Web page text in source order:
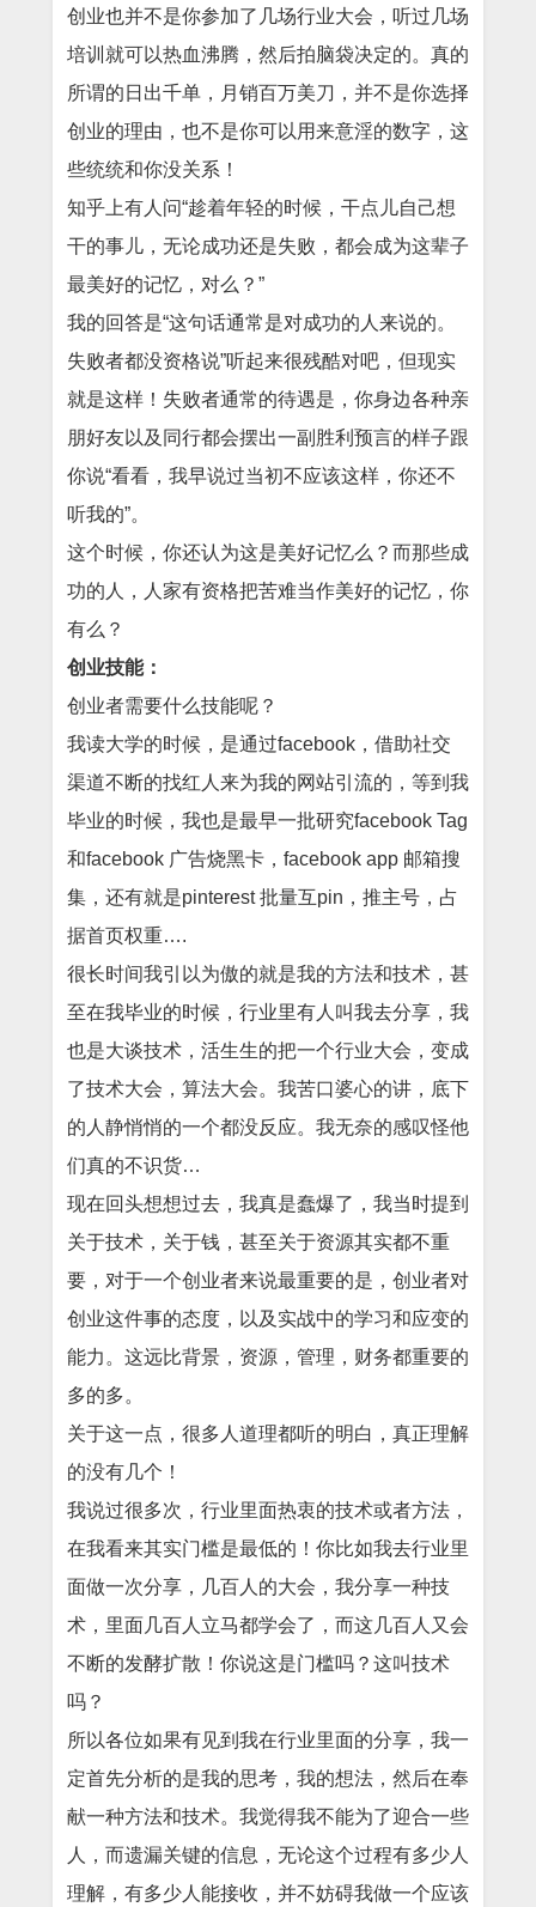
创业也并不是你参加了几场行业大会，听过几场
培训就可以热血沸腾，然后拍脑袋决定的。真的
所谓的日出千单，月销百万美刀，并不是你选择
创业的理由，也不是你可以用来意淫的数字，这
些统统和你没关系！
知乎上有人问“趁着年轻的时候，干点儿自己想
干的事儿，无论成功还是失败，都会成为这辈子
最美好的记忆，对么？”
我的回答是“这句话通常是对成功的人来说的。
失败者都没资格说”听起来很残酷对吧，但现实
就是这样！失败者通常的待遇是，你身边各种亲
朋好友以及同行都会摆出一副胜利预言的样子跟
你说“看看，我早说过当初不应该这样，你还不
听我的”。
这个时候，你还认为这是美好记忆么？而那些成
功的人，人家有资格把苦难当作美好的记忆，你
有么？
创业技能：
创业者需要什么技能呢？
我读大学的时候，是通过facebook，借助社交
渠道不断的找红人来为我的网站引流的，等到我
毕业的时候，我也是最早一批研究facebook Tag
和facebook 广告烧黑卡，facebook app 邮箱搜
集，还有就是pinterest 批量互pin，推主号，占
据首页权重….
很长时间我引以为傲的就是我的方法和技术，甚
至在我毕业的时候，行业里有人叫我去分享，我
也是大谈技术，活生生的把一个行业大会，变成
了技术大会，算法大会。我苦口婆心的讲，底下
的人静悄悄的一个都没反应。我无奈的感叹怪他
们真的不识货…
现在回头想想过去，我真是蠢爆了，我当时提到
关于技术，关于钱，甚至关于资源其实都不重
要， 对于一个创业者来说最重要的是，创业者对
创业这件事的态度，以及实战中的学习和应变的
能力。这远比背景，资源，管理，财务都重要的
多的多。
关于这一点，很多人道理都听的明白，真正理解
的没有几个！
我说过很多次，行业里面热衷的技术或者方法，
在我看来其实门槛是最低的！你比如我去行业里
面做一次分享，几百人的大会，我分享一种技
术，里面几百人立马都学会了，而这几百人又会
不断的发酵扩散！你说这是门槛吗？这叫技术
吗？
所以各位如果有见到我在行业里面的分享，我一
定首先分析的是我的思考，我的想法，然后在奉
献一种方法和技术。我觉得我不能为了迎合一些
人，而遗漏关键的信息，无论这个过程有多少人
理解，有多少人能接收，并不妨碍我做一个应该